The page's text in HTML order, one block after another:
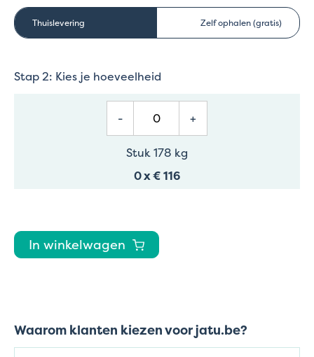
Thuislevering Zelf ophalen (gratis)
Stap 2: Kies je hoeveelheid
- +
Stuk 178 kg
0x€ 116
In winkelwagen
Waarom klanten kiezen voor jatu.be?